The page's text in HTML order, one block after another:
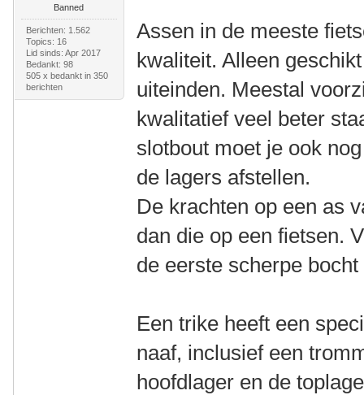
Banned
Berichten: 1.562
Topics: 16
Lid sinds: Apr 2017
Bedankt: 98
505 x bedankt in 350
berichten
Assen in de meeste
kwaliteit. Alleen
uiteinden. Meestal
kwalitatief veel beter
slotbout moet je ook
de lagers afstellen.
De krachten op een as
dan die op een fietsen.
de eerste scherpe
Een trike heeft een
naaf, inclusief een
hoofdlager en de